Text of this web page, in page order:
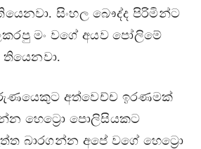
සිංහල බෞද්ද පිරිමින්ට
මං වගේ අයව පෝලිමේ
අත්වෙච්ච ඉරණමක්
හෙට්‍රො පොලිසියකට
බාරගන්න අපේ වගේ හෙට්‍රො